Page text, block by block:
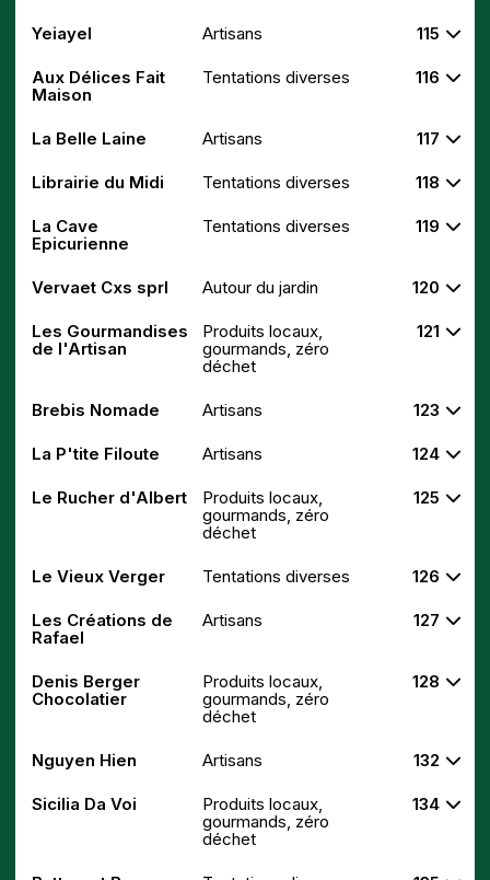
Yeiayel Artisans 115
Aux Délices Fait
Maison
Tentations diverses 116
La Belle Laine Artisans 117
Librairie du Midi Tentations diverses 118
La Cave
Epicurienne
Tentations diverses 119
Vervaet Cxs sprl Autour du jardin 120
Les Gourmandises
de l'Artisan
Produits locaux,
gourmands, zéro
déchet
121
Brebis Nomade Artisans 123
La P'tite Filoute Artisans 124
Le Rucher d'Albert
Produits locaux,
gourmands, zéro
déchet
125
Le Vieux Verger Tentations diverses 126
Les Créations de
Rafael
Artisans 127
Denis Berger
Chocolatier
Produits locaux,
gourmands, zéro
déchet
128
Nguyen Hien Artisans 132
Sicilia Da Voi
Produits locaux,
gourmands, zéro
déchet
134